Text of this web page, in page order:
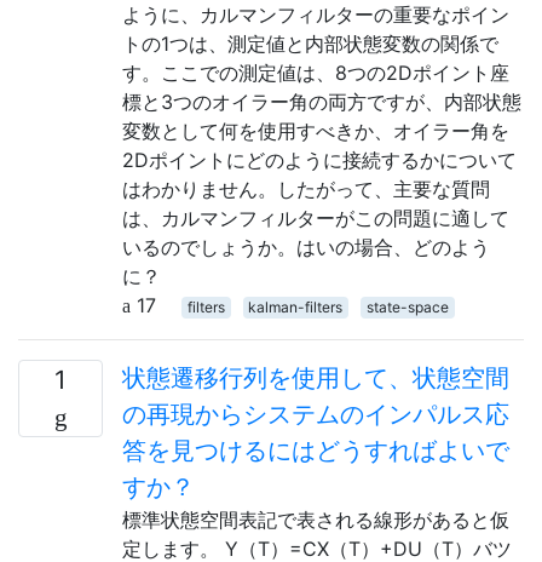
ように、カルマンフィルターの重要なポイン
トの1つは、測定値と内部状態変数の関係で
す。ここでの測定値は、8つの2Dポイント座
標と3つのオイラー角の両方ですが、内部状態
変数として何を使用すべきか、オイラー角を
2Dポイントにどのように接続するかについて
はわかりません。したがって、主要な質問
は、カルマンフィルターがこの問題に適して
いるのでしょうか。はいの場合、どのよう
に？
17
filters kalman-filters state-space
1
状態遷移行列を使用して、状態空間
の再現からシステムのインパルス応
答を見つけるにはどうすればよいで
すか？
標準状態空間表記で表される線形があると仮
定します。 Y（T）=CX（T）+DU（T）バツ